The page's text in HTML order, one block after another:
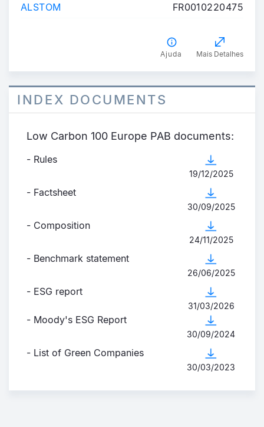
ALSTOM
FR0010220475
Ajuda Mais Detalhes
INDEX DOCUMENTS
Low Carbon 100 Europe PAB documents:
- Rules
19/12/2025
- Factsheet
30/09/2025
- Composition
24/11/2025
- Benchmark statement
26/06/2025
- ESG report
31/03/2026
- Moody's ESG Report
30/09/2024
- List of Green Companies
30/03/2023